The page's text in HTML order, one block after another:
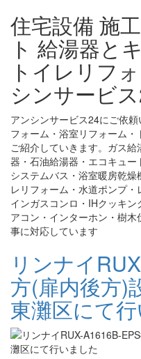
住宅設備 施
ト 給湯器と
トイレリフ
シンサービ
アンシンサービス24にご依
フォーム・浴室リフォーム
ご紹介していきます。ガス
器・石油給湯器・エコキュー
システムバス・浴室暖房乾
レリフォーム・水道ポンプ
インガスコンロ・IHクッキ
アコン・インターホン・樹
事に対応しています
リンナイ
方(扉内後方)
東灘区にて